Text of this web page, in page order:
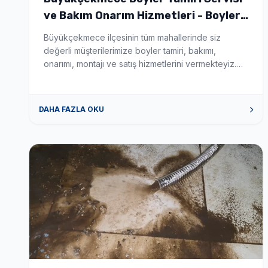
ve Bakım Onarım Hizmetleri - Boyler
Tamiri ve Servisi
Büyükçekmece ilçesinin tüm mahallerinde siz
değerli müşterilerimize boyler tamiri, bakımı,
onarımı, montajı ve satış hizmetlerini vermekteyiz.
Alkent 2000 boyler tamiri, bakımı, onarımı, montajı
ve […]
DAHA FAZLA OKU